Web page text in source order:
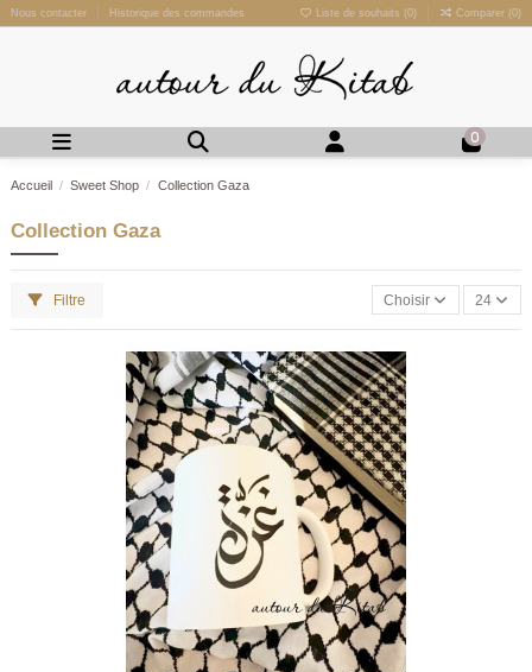
Nous contacter Historique des commandes Liste de souhaits (0) Comparer (0)
0
Accueil Sweet Shop Collection Gaza
Collection Gaza
Filtre Choisir 24